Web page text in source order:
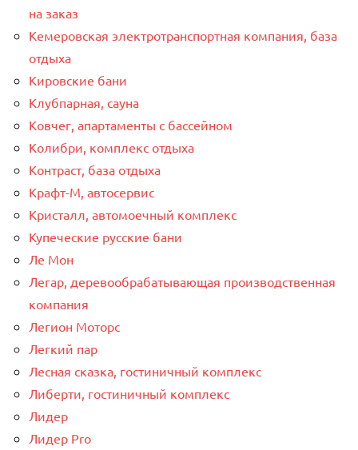
на заказ
Кемеровская электротранспортная компания, база
отдыха
Кировские бани
Клубпарная, сауна
Ковчег, апартаменты с бассейном
Колибри, комплекс отдыха
Контраст, база отдыха
Крафт-М, автосервис
Кристалл, автомоечный комплекс
Купеческие русские бани
Ле Мон
Легар, деревообрабатывающая производственная
компания
Легион Моторс
Легкий пар
Лесная сказка, гостиничный комплекс
Либерти, гостиничный комплекс
Лидер
Лидер Pro